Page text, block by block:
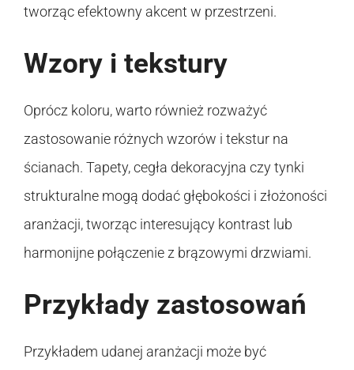
tworząc efektowny akcent w przestrzeni.
Wzory i tekstury
Oprócz koloru, warto również rozważyć
zastosowanie różnych wzorów i tekstur na
ścianach. Tapety, cegła dekoracyjna czy tynki
strukturalne mogą dodać głębokości i złożoności
aranżacji, tworząc interesujący kontrast lub
harmonijne połączenie z brązowymi drzwiami.
Przykłady zastosowań
Przykładem udanej aranżacji może być